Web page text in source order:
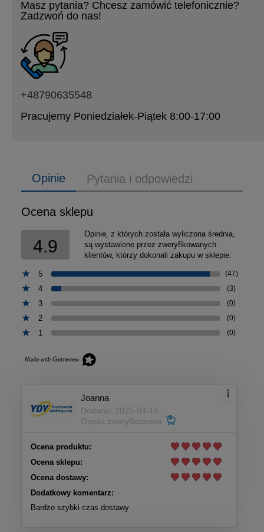
Masz pytania? Chcesz zamówić telefonicznie?
Zadzwoń do nas!
+48790635548
Pracujemy Poniedziałek-Piątek 8:00-17:00
Opinie Pytania i odpowiedzi
Ocena sklepu
4.9
Opinie, z których została wyliczona średnia,
są wystawione przez zweryfikowanych
klientów, którzy dokonali zakupu w sklepie.
5 (47)
4 (3)
3 (0)
2 (0)
1 (0)
Joanna
Dodano: 2025-03-19
Opinia zweryfikowana
Ocena produktu:
Ocena sklepu:
Ocena dostawy:
Dodatkowy komentarz:
Bardzo szybki czas dostawy